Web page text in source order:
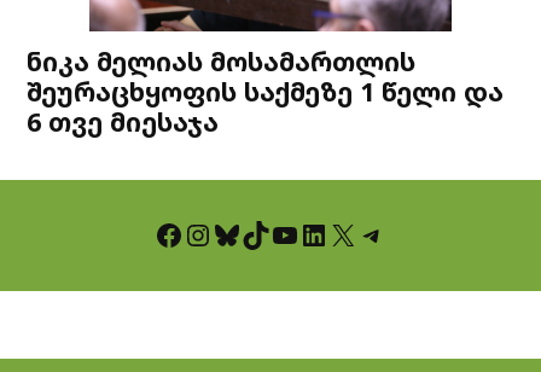
ნიკა მელიას მოსამართლის
შეურაცხყოფის საქმეზე 1 წელი და
6 თვე მიესაჯა
Facebook InstagramBluesky TikTok YouTube LinkedIn X Telegram